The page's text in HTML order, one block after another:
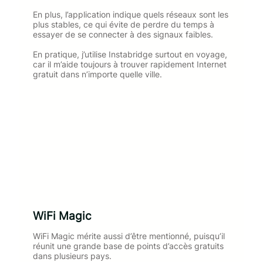
En plus, l’application indique quels réseaux sont les
plus stables, ce qui évite de perdre du temps à
essayer de se connecter à des signaux faibles.
En pratique, j’utilise Instabridge surtout en voyage,
car il m’aide toujours à trouver rapidement Internet
gratuit dans n’importe quelle ville.
WiFi Magic
WiFi Magic mérite aussi d’être mentionné, puisqu’il
réunit une grande base de points d’accès gratuits
dans plusieurs pays.